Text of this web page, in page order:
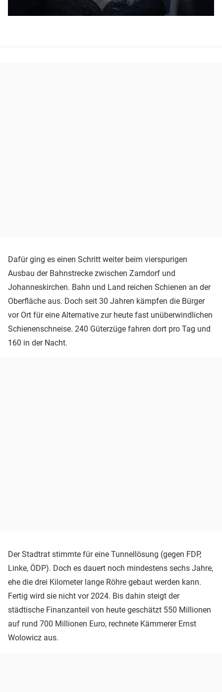
Dafür ging es einen Schritt weiter beim vierspurigen
Ausbau der Bahnstrecke zwischen Zamdorf und
Johanneskirchen. Bahn und Land reichen Schienen an der
Oberfläche aus. Doch seit 30 Jahren kämpfen die Bürger
vor Ort für eine Alternative zur heute fast unüberwindlichen
Schienenschneise. 240 Güterzüge fahren dort pro Tag und
160 in der Nacht.
Der Stadtrat stimmte für eine Tunnellösung (gegen FDP,
Linke, ÖDP). Doch es dauert noch mindestens sechs Jahre,
ehe die drei Kilometer lange Röhre gebaut werden kann.
Fertig wird sie nicht vor 2024. Bis dahin steigt der
städtische Finanzanteil von heute geschätzt 550 Millionen
auf rund 700 Millionen Euro, rechnete Kämmerer Ernst
Wolowicz aus.